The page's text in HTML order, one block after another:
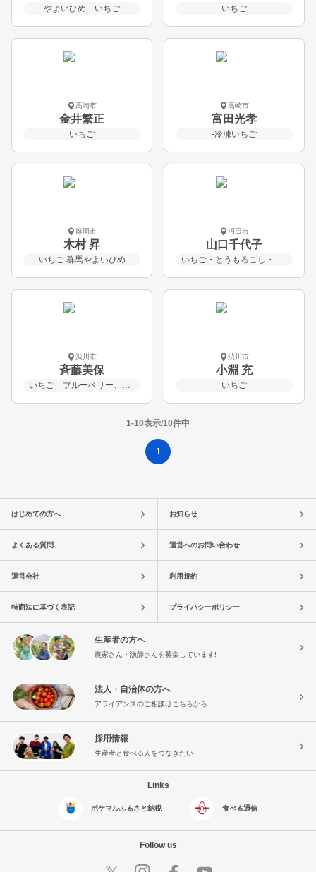
やよいひめ いちご いちご
高崎市
金井繁正
いちご
高崎市
富田光孝
-冷凍いちご
藤岡市
木村 昇
いちご 群馬やよいひめ
沼田市
山口千代子
いちご・とうもろこし・スイカ・メロン・米・その他野菜
渋川市
斉藤美保
いちご ブルーベリー、ジャム、乾燥果実
渋川市
小淵 充
いちご
1-10表示/10件中
1
はじめての方へ お知らせ
よくある質問 運営へのお問い合わせ
運営会社 利用規約
特商法に基づく表記 プライバシーポリシー
生産者の方へ
農家さん・漁師さんを募集しています!
法人・自治体の方へ
アライアンスのご相談はこちらから
採用情報
生産者と食べる人をつなぎたい
Links
ポケマルふるさと納税 食べる通信
Follow us